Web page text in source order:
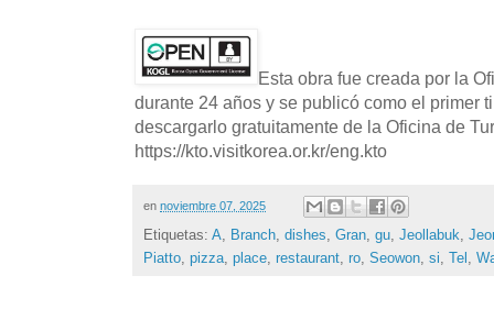
Esta obra fue creada por la
durante 24 años y se publicó como el primer
descargarlo gratuitamente de la Oficina de
https://kto.visitkorea.or.kr/eng.kto
en noviembre 07, 2025
Etiquetas: A, Branch, dishes, Gran, gu, Jeollabuk,
Piatto, pizza, place, restaurant, ro, Seowon, si, Tel ,